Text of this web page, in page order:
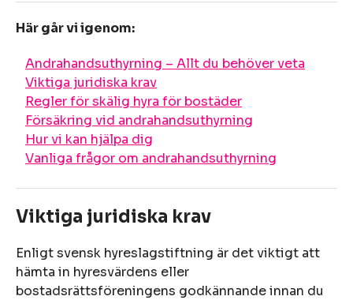
Här går vi igenom:
Andrahandsuthyrning – Allt du behöver veta
Viktiga juridiska krav
Regler för skälig hyra för bostäder
Försäkring vid andrahandsuthyrning
Hur vi kan hjälpa dig
Vanliga frågor om andrahandsuthyrning
Viktiga juridiska krav
Enligt svensk hyreslagstiftning är det viktigt att
hämta in hyresvärdens eller
bostadsrättsföreningens godkännande innan du